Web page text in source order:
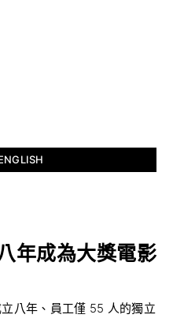
年成為大獎電影
八年、員工僅 55 人的獨立